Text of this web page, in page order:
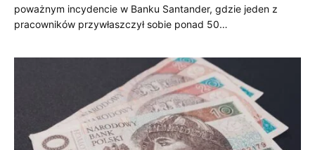
poważnym incydencie w Banku Santander, gdzie jeden z
pracowników przywłaszczył sobie ponad 50…